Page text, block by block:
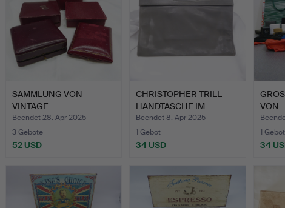
SAMMLUNG VON
VINTAGE-
SCHMUCKKOFFERN.
Beendet 28. Apr 2025
3 Gebote
52 USD
CHRISTOPHER TRILL
HANDTASCHE IM
VINTAGE-ST…
Beendet 8. Apr 2025
1 Gebot
34 USD
VON
1 Gebot
34